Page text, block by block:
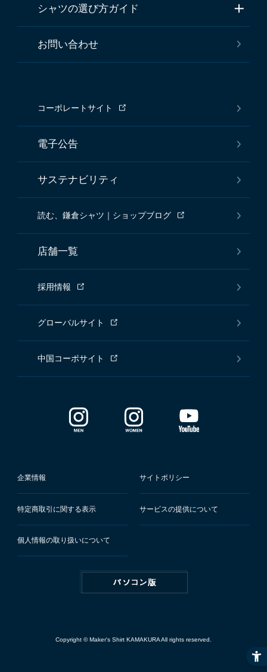
シャツの選び方ガイド
お問い合わせ
コーポレートサイト
電子公告
サステナビリティ
読む、鎌倉シャツ｜ショップブログ
店舗一覧
採用情報
グローバルサイト
中国コーポサイト
企業情報 サイトポリシー
特定商取引に関する表示 サービスの提供について
個人情報の取り扱いについて
Copyright © Maker's Shirt KAMAKURA All rights reserved.